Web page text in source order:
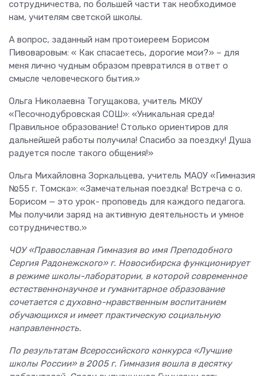
сотрудничества, по большей части так необходимое
нам, учителям светской школы.
А вопрос, заданный нам протоиереем Борисом
Пивоваровым: « Как спасаетесь, дорогие мои?» – для
меня лично чудным образом превратился в ответ о
смысле человеческого бытия.»
Ольга Николаевна Тогущакова, учитель МКОУ
«Песочнодубровская СОШ»: «Уникальная среда!
Правильное образование! Столько ориентиров для
дальнейшей работы получила! Спасибо за поездку! Душа
радуется после такого общения!»
Ольга Михайловна Зоркальцева, учитель МАОУ «Гимназия
№55 г. Томска»: «Замечательная поездка! Встреча с о.
Борисом — это урок- проповедь для каждого педагога.
Мы получили заряд на активную деятельность и умное
сотрудничество.»
ЧОУ «Православная Гимназия во имя Преподобного
Сергия Радонежского» г. Новосибирска функционирует
в режиме школы-лаборатории, в которой современное
естественнонаучное и гуманитарное образование
сочетается с духовно-нравственным воспитанием
обучающихся и имеет практическую социальную
направленность.
По результатам Всероссийского конкурса «Лучшие
школы России» в 2005 г. Гимназия вошла в десятку